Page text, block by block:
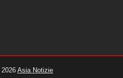
2026 Asia Notizie